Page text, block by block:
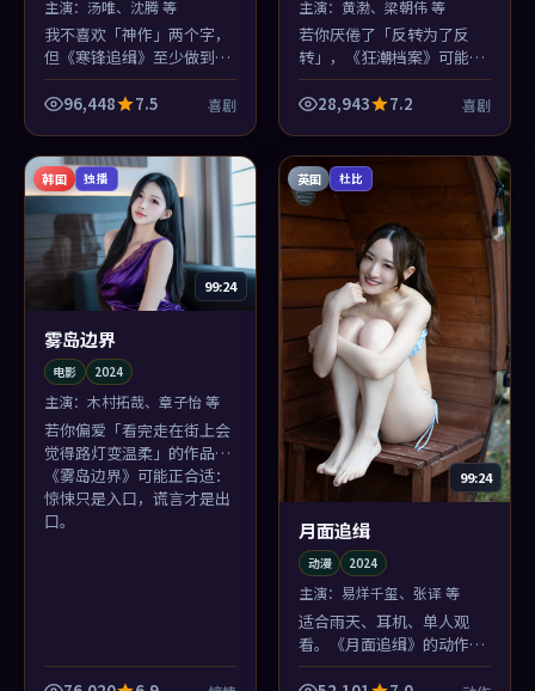
主演： 汤唯、沈腾 等
我不喜欢「神作」两个字，
但《寒锋追缉》至少做到了
「完整」：起承转合像圆规
画圆，章子怡那条线收得尤
96,448 7.5 喜剧
主演：黄渤、梁朝伟 等
若你厌倦了「反转为了反
转」，《狂潮档案》可能合
你胃口：它的反转像鞋带松
了再系紧——生活化，却更
28,943 7.2 喜剧
韩国 独播
99:24
雾岛边界
电影 2024
主演： 木村拓哉、章子怡 等
若你偏爱「看完走在街上会
觉得路灯变温柔」的作品，
《雾岛边界》可能正合适：
惊悚只是入口，谎言才是出
口。
英国 杜比
99:24
月面追缉
动漫 2024
主演：易烊千玺、张译 等
适合雨天、耳机、单人观
看。《月面追缉》的动作不
是来安慰你的，是来陪你把